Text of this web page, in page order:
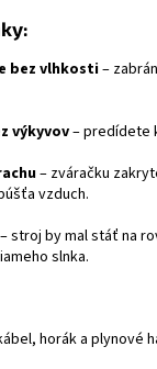
bez vlhkosti–
výkyvov– predídete
– zváračku
vzduch.
– stroj by mal stáť na
slnka.
horák a plynové